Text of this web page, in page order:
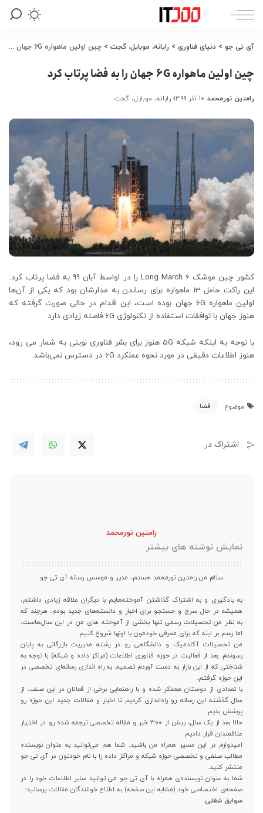
آی تی جو > دنیای فناوری > رایانه، موبایل، گجت > چین اولین ماهواره 6G جهان را به فضا پرتاب کرد
چین اولین ماهواره 6G جهان را به فضا پرتاب کرد
ارسال
توسط
رامتین نورمحمد ۱۰ آذر ۱۳۹۹ رایانه، موبایل، گجت
کشور چین موشک Long March 6 را در اواسط آبان 99 به فضا پرتاب کرد.
این راکت حامل 13 ماهواره برای رساندن به مدارشان بود که یکی از آن‌ها
اولین ماهواره 6G جهان بوده است، این اقدام در حالی صورت گرفته که
هنوز جهان با توافقات استفاده از تکنولوژی 6G فاصله زیادی دارد.
با توجه به اینکه شبکه 5G هنوز برای بشر فناوری نوینی به شمار می رود،
هنوز اطلاعات دقیقی در مورد نحوه عملکرد 6G در دسترس نمی‌باشد.
موضوع فضا
اشتراک در
رامتین نورمحمد
نمایش نوشته های بیشتر
سلام من رامتین نورمحمد هستم، مدیر و موسس رسانه آی تی جو
به یادگیری و به اشتراک گذاشتن آموخته‌هایم با دیگران علاقه زیادی داشتم،
همیشه در حال سرچ و جستجو برای اخبار و دانسته‌های جدید بودم. هرچند که
به نظر من تحصیلات رسمی تنها بخشی از آموخته های من در این سال‌هاست،
اما رسم بر اینه که برای معرفی خودمون با اونها شروع کنیم.
من تحصیلات آکادمیک و دانشگاهی رو در رشته مدیریت بازرگانی به پایان
رسوندم. بعد از فعالیت در حوزه فناوری اطلاعات (مراکز داده و شبکه) با توجه به
شناختی که از این بازار به دست آوردم تصمیم به راه اندازی رسانه‌ای تخصصی در
این حوزه گرفتم.
با تعدادی از دوستان همفکر شده و با راهنمایی برخی از فعالان در این صنف، از
سال گذشته این رسانه رو راه‌اندازی کردیم تا اخبار و مقالات جدید این حوزه رو
پوشش بدیم.
حالا بعد از یک سال، بیش از ۳۰۰ خبر و مقاله تخصصی ترجمه شده رو در اختیار
علاقمندان قرار دادیم.
امیدوارم در این مسیر همراه من باشید. شما هم می‌توانید به عنوان نویسنده
مطالب صنفی و تخصصی حوزه شبکه و مراکز داده را با نام خودتون در آی تی جو
منتشر کنید.
شما به عنوان نویسنده‌ی همراه با آی تی جو می توانید سایر اطلاعات خود را در
صفحه‌ی اختصاصی خود (مشابه این صفحه) به اطلاع خوانندگان مقالات برسانید:
سوابق شغلی